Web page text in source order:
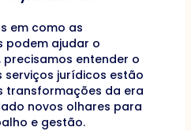
em como as
podem ajudar o
precisamos entender o
serviços jurídicos estão
transformações da era
novos olhares para
e gestão.